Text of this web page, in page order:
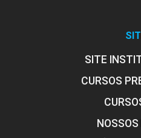
SITE
CURSOS